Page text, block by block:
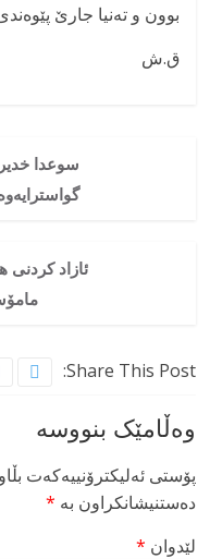
بوون و تەنیا جارێ
ق.ش
سوعدا
ئازاد
Share This Post:
وەڵامێک بنووسە
پۆستی ئەلیکترۆنییەکەت
دەستنیشانکراون بە *
لێدوان *